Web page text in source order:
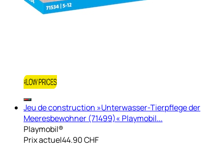
Jeu de construction »Unterwasser-Tierpflege der
Meeresbewohner (71499)« Playmobil...
Playmobil®
Prix actuel44.90 CHF